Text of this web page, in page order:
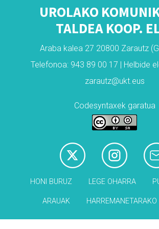
UROLAKO
TALDEA KOOP.
Araba kalea 27 20800 Zarautz
Telefonoa: 943 89 00 17 | Helbide
zarautz@ukt.eus
Codesyntaxek garatua
HONI BURUZ LEGE OHARRA
ARAUAK HARREMANETARAKO